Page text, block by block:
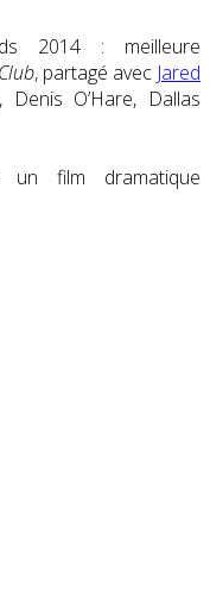
2014 : meilleure
, partagé avec Jared
O’Hare, Dallas
un film dramatique